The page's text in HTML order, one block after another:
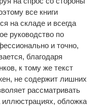
все книги
на складе и всегда
руководство по
и точно,
благодаря
к тому же текст
не содержит лишних
рассматривать
обложка